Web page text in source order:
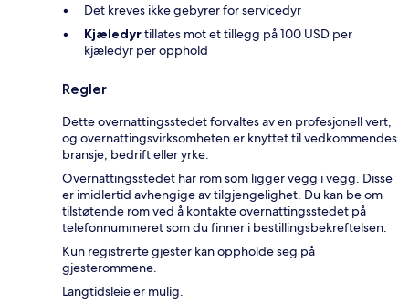
Det kreves ikke gebyrer for servicedyr
Kjæledyrtillates mot et tillegg på 100 USD per
kjæledyr per opphold
Regler
Dette overnattingsstedet forvaltes av en profesjonell vert,
og overnattingsvirksomheten er knyttet til vedkommendes
bransje, bedrift eller yrke.
Overnattingsstedet har rom som ligger vegg i vegg. Disse
er imidlertid avhengige av tilgjengelighet. Du kan be om
tilstøtende rom ved å kontakte overnattingsstedet på
telefonnummeret som du finner i bestillingsbekreftelsen.
Kun registrerte gjester kan oppholde seg på
gjesterommene.
Langtidsleie er mulig.